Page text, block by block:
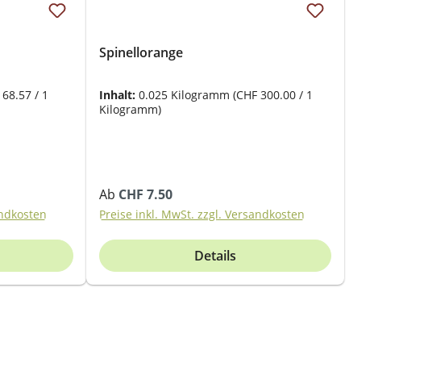
68.57 / 1
Spinellorange
Inhalt: 0.025 Kilogramm (CHF 300.00 / 1
Kilogramm)
Regulärer Preis:
Ab CHF 7.50
Preise inkl. MwSt. zzgl. Versandkosten
Details